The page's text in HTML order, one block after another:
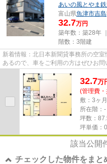
あいの風とやま
富山県魚津市吉島
32.7万円
築年数：築28年
階数：3階建
新着情報：北日本新聞貸事務所の空
あるので、車をご利用の方はぜひお
32.7万
(管理費
敷：3ヶ
所在階：-
坪数：
坪単価：
該当公開
チェックした物件をまと